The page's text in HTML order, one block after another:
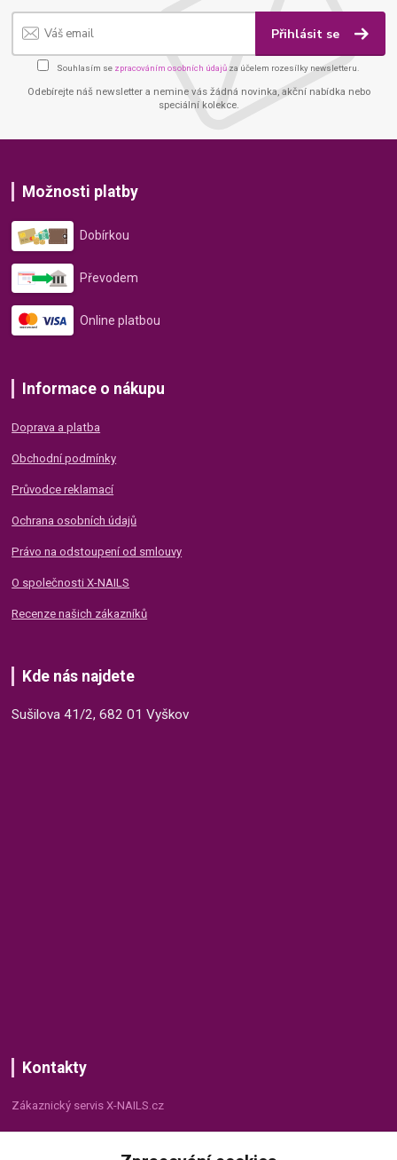
Přihlásit se
Souhlasím se zpracováním osobních údajů za účelem rozesílky newsletteru.
Odebírejte náš newsletter a nemine vás žádná novinka, akční nabídka nebo
speciální kolekce.
Možnosti platby
Dobírkou
Převodem
Online platbou
Informace o nákupu
Doprava a platba
Obchodní podmínky
Průvodce reklamací
Ochrana osobních údajů
Právo na odstoupení od smlouvy
O společnosti X-NAILS
Recenze našich zákazníků
Kde nás najdete
Sušilova 41/2, 682 01 Vyškov
Kontakty
Zákaznický servis X-NAILS.cz